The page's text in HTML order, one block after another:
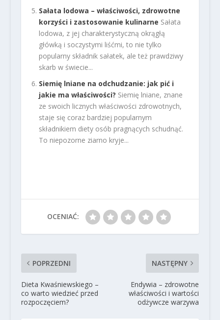
Sałata lodowa – właściwości, zdrowotne
korzyści i zastosowanie kulinarne Sałata
lodowa, z jej charakterystyczną okrągłą
główką i soczystymi liśćmi, to nie tylko
popularny składnik sałatek, ale też prawdziwy
skarb w świecie...
Siemię lniane na odchudzanie: jak pić i
jakie ma właściwości? Siemię lniane, znane
ze swoich licznych właściwości zdrowotnych,
staje się coraz bardziej popularnym
składnikiem diety osób pragnących schudnąć.
To niepozorne ziarno kryje...
OCENIAĆ:
POPRZEDNI
Dieta Kwaśniewskiego –
co warto wiedzieć przed
rozpoczęciem?
NASTĘPNY
Endywia – zdrowotne
właściwości i wartości
odżywcze warzywa